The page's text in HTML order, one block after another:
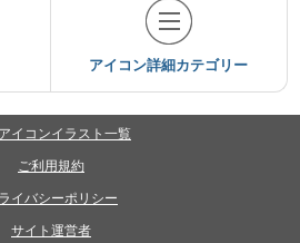
アイコン詳細カテゴリー
イコンイラスト一覧
ご利用規約
イバシーポリシー
サイト運営者